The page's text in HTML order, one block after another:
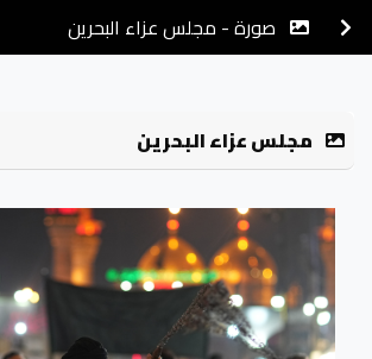
صورة - مجلس عزاء البحرين
مجلس عزاء البحرين